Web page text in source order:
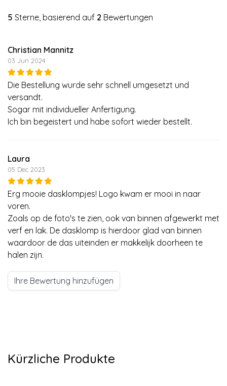
5 Sterne, basierend auf 2 Bewertungen
Christian Mannitz
03 Jun 2024
Die Bestellung wurde sehr schnell umgesetzt und
versandt.
Sogar mit individueller Anfertigung.
Ich bin begeistert und habe sofort wieder bestellt.
Laura
05 Dec 2023
Erg mooie dasklompjes! Logo kwam er mooi in naar
voren.
Zoals op de foto's te zien, ook van binnen afgewerkt met
verf en lak. De dasklomp is hierdoor glad van binnen
waardoor de das uiteinden er makkelijk doorheen te
halen zijn.
Ihre Bewertung hinzufügen
Kürzliche Produkte